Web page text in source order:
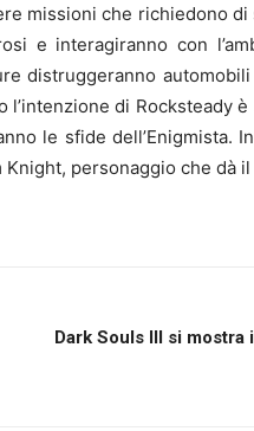
missioni che richiedono di
e interagiranno con
distruggeranno
l’intenzione di Rocksteady
le sfide dell’Enigmista.
personaggio che dà
Dark Souls III si